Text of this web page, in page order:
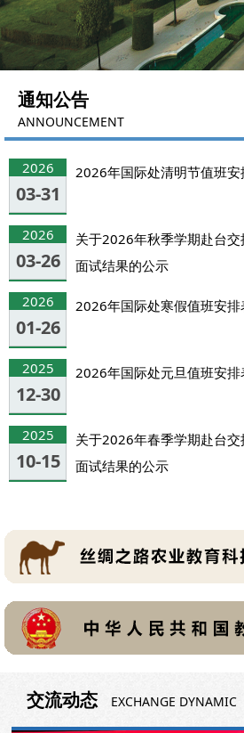
通知公告
ANNOUNCEMENT
2026
03-31
2026年国际处清明节值班安
2026
03-26
关于2026年秋季学期赴台
面试结果的公示
2026
01-26
2026年国际处寒假值班安排
2025
12-30
2026年国际处元旦值班安排
2025
10-15
关于2026年春季学期赴台
面试结果的公示
交流动态 EXCHANGE DYNAMIC